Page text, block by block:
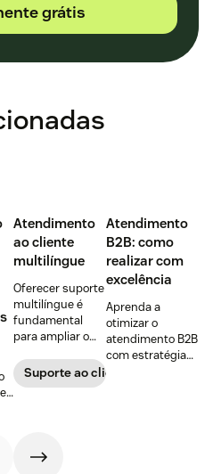
grátis
Atendimento
ao cliente
multilíngue
Oferecer suporte
multilíngue é
fundamental
para ampliar o
mercado e
construir uma
Suporte ao cliente
Atendimento
B2B: como
realizar com
excelência
Aprenda a
otimizar o
atendimento B2B
com estratégias